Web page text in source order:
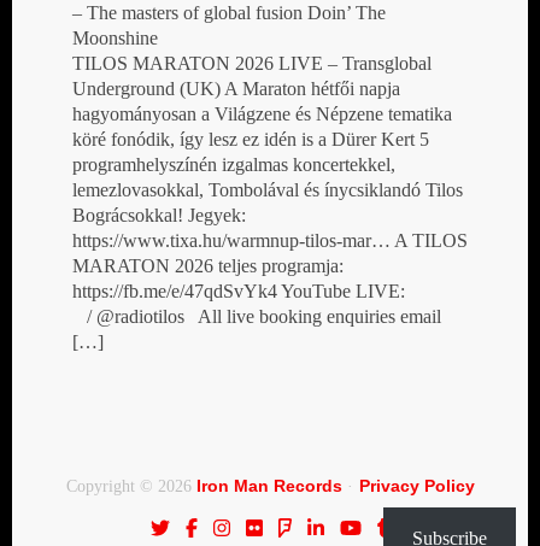
– The masters of global fusion Doin’ The
Moonshine
TILOS MARATON 2026 LIVE – Transglobal
Underground (UK) A Maraton hétfői napja
hagyományosan a Világzene és Népzene tematika
köré fonódik, így lesz ez idén is a Dürer Kert 5
programhelyszínén izgalmas koncertekkel,
lemezlovasokkal, Tombolával és ínycsiklandó Tilos
Bográcsokkal! Jegyek:
https://www.tixa.hu/warmnup-tilos-mar… A TILOS
MARATON 2026 teljes programja:
https://fb.me/e/47qdSvYk4 YouTube LIVE:
/ @radiotilos All live booking enquiries email
[…]
Copyright © 2026 Iron Man Records· Privacy Policy
Subscribe